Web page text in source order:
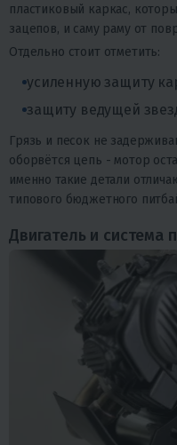
пластиковый каркас,
зацепов, и саму раму от
Отдельно стоит отметить:
усиленную защиту
защиту ведущей
Грязь и песок не
оборвётся цепь - мотор
именно такие детали
типового бюджетного
Двигатель и система